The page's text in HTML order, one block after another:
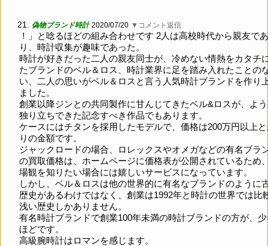
21. 偽物ブランド時計 2020/07/20 ▼コメント返信
！」と唸るほどの組み合わせです 2人は高校時代から親友であ
り、時計収集が趣味であった。
時計が好きだった二人の親友同士が、冷めない情熱をカタチ
たブランドのベル＆ロス、時計業界に足を踏み入れたことの
い、二人の思いがベル＆ロスと言う人気時計ブランドを作り
ました。
創業以降ジンとの共同製作に甘んじてきたベル&ロスが、よ
独り立ちできた記念すべき作品でもあります。
ケースにはチタンを採用したモデルで、価格は200万円以上
りの金額です。
ジャックロードの場合、ロレックスやオメガなどの有名ブラ
の買取価格は、ホームページに価格表が公開されているため
場観を知りたい場合には嬉しいサービスになっています。
しかし、ベル＆ロスは他の世界的に有名なブランドのように
歴史があるわけではなく、創業は1992年と時計の世界では比
浅い歴史しかありません。
有名時計ブランドで創業100年未満の時計ブランドの方が、
ほどです。
高級腕時計はロマンを感じます。